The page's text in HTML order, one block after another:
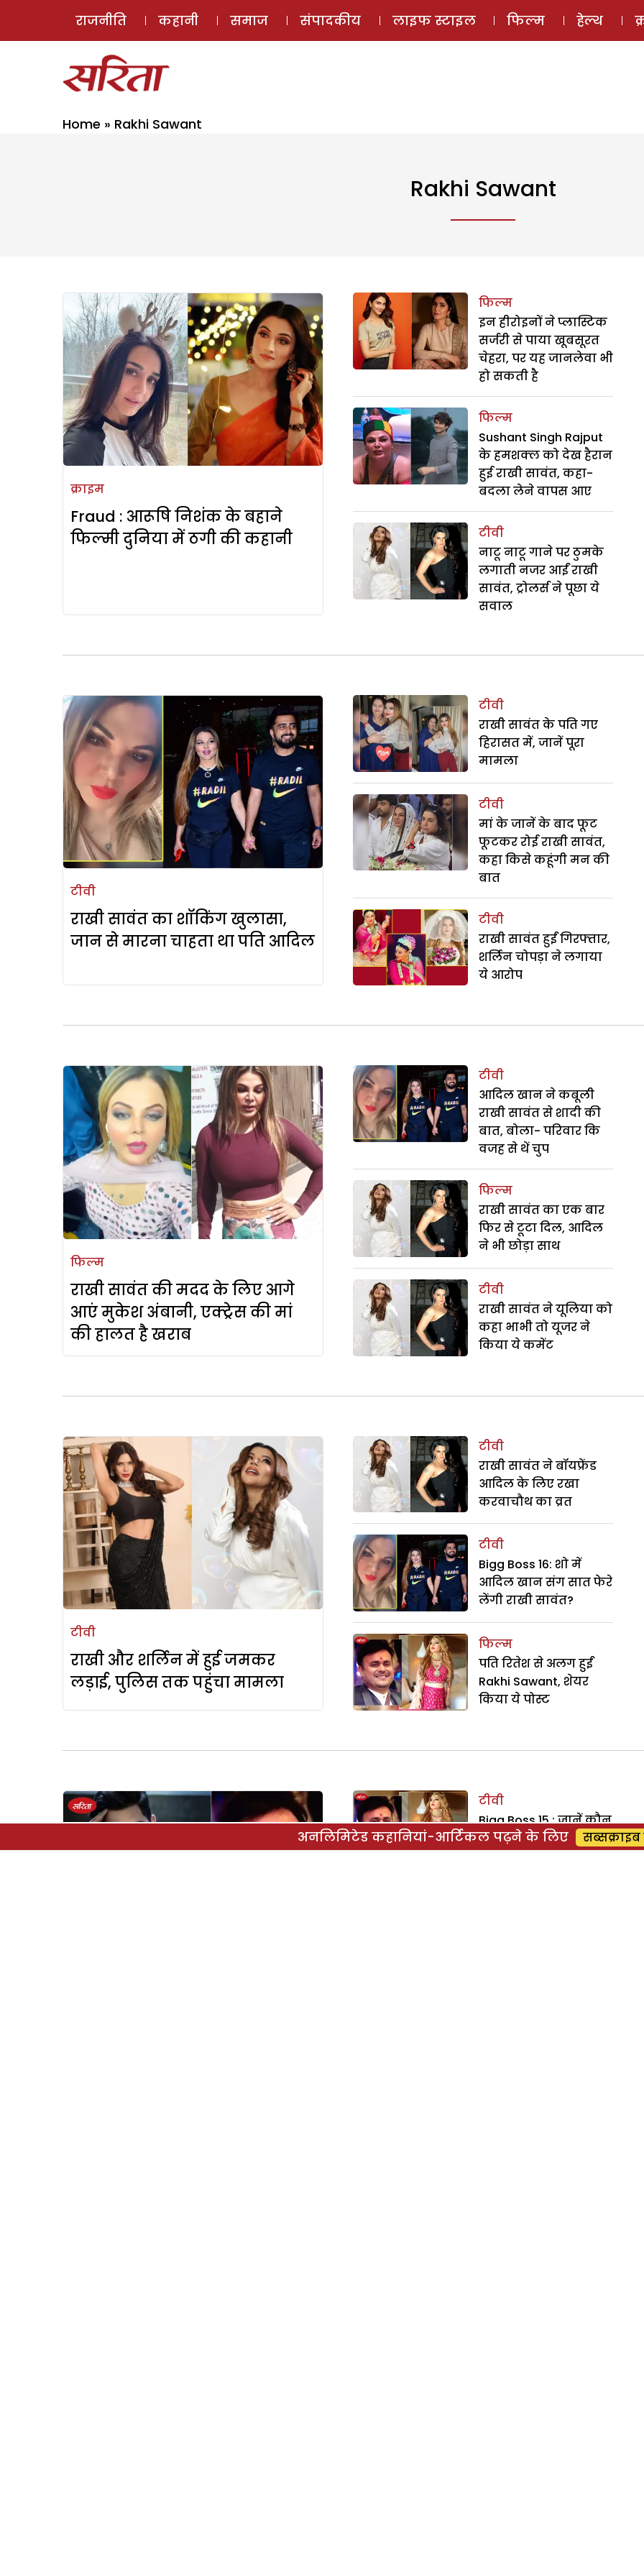
ई-मैगज़ीन
राजनीति कहानी समाज संपादकीय लाइफ स्टाइल फिल्म हेल्थ
Home » Rakhi Sawant
Rakhi Sawant
क्राइम
Fraud : आरूषि निशंक के बहाने
फिल्मी दुनिया में ठगी की कहानी
फिल्म
इन हीरोइनों ने प्लास्टिक
सर्जरी से पाया खूबसूरत
चेहरा, पर यह जानलेवा भी
हो सकती है
फिल्म
Sushant Singh Rajput
के हमशक्ल को देख हैरान
हुई राखी सावंत, कहा-
बदला लेने वापस आए
टीवी
नाटू नाटू गाने पर ठुमके
लगाती नजर आईं राखी
सावंत, ट्रोलर्स ने पूछा ये
सवाल
टीवी
राखी सावंत का शॉकिंग खुलासा,
जान से मारना चाहता था पति आदिल
टीवी
राखी सावंत के पति गए
हिरासत में, जानें पूरा
मामला
टीवी
मां के जानें के बाद फूट
फूटकर रोई राखी सावंत,
कहा किसे कहूंगी मन की
बात
टीवी
राखी सावंत हुईं गिरफ्तार,
शर्लिन चोपड़ा ने लगाया
ये आरोप
फिल्म
राखी सावंत की मदद के लिए आगे
आएं मुकेश अंबानी, एक्ट्रेस की मां
की हालत है खराब
टीवी
आदिल खान ने कबूली
राखी सावंत से शादी की
बात, बोला- परिवार कि
वजह से थें चुप
फिल्म
राखी सावंत का एक बार
फिर से टूटा दिल, आदिल
ने भी छोड़ा साथ
टीवी
राखी सावंत ने यूलिया को
कहा भाभी तो यूजर ने
किया ये कमेंट
टीवी
राखी और शर्लिन में हुई जमकर
लड़ाई, पुलिस तक पहुंचा मामला
टीवी
राखी सावंत ने बॉयफ्रेंड
आदिल के लिए रखा
करवाचौथ का व्रत
टीवी
Bigg Boss 16: शो में
आदिल खान संग सात फेरे
लेंगी राखी सावंत?
फिल्म
पति रितेश से अलग हुईं
Rakhi Sawant, शेयर
किया ये पोस्ट
टीवी
Bigg Boss 15 : जानें कौन
होगा इस हफ्ते घर से बेघर
अनलिमिटेड कहानियां-आर्टिकल पढ़ने के लिए